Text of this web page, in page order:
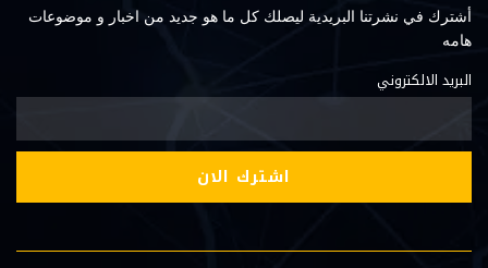
أشترك في نشرتنا البريدية ليصلك كل ما هو جديد من اخبار و موضوعات
هامه
البريد الالكتروني